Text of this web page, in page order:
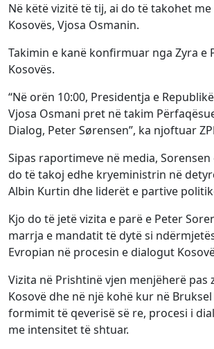
Në këtë vizitë të tij, ai do të takohet
Kosovës, Vjosa Osmanin.
Takimin e kanë konfirmuar nga Zyra e
Kosovës.
“Në orën 10:00, Presidentja e
Vjosa Osmani pret në takim
Dialog, Peter Sørensen”, ka njoftuar
Sipas raportimeve në media,
do të takoj edhe kryeministrin në
Albin Kurtin dhe liderët e partive
Kjo do të jetë vizita e parë e Peter
marrja e mandatit të dytë si
Evropian në procesin e dialogut
Vizita në Prishtinë vjen menjëherë pas
Kosovë dhe në një kohë kur në
formimit të qeverisë së re, procesi i
me intensitet të shtuar.